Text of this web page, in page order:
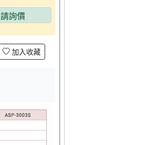
請詢價
加入收藏